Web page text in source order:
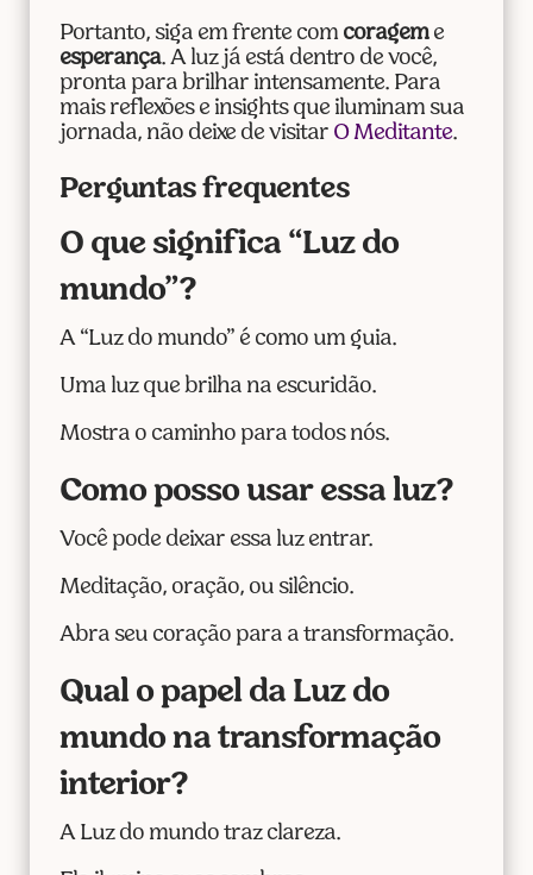
Portanto, siga em frente com corageme
esperança. A luz já está dentro de você,
pronta para brilhar intensamente. Para
mais reflexões e insights que iluminam sua
jornada, não deixe de visitar O Meditante.
Perguntas frequentes
O que significa “Luz do
mundo”?
A “Luz do mundo” é como um guia.
Uma luz que brilha na escuridão.
Mostra o caminho para todos nós.
Como posso usar essa luz?
Você pode deixar essa luz entrar.
Meditação, oração, ou silêncio.
Abra seu coração para a transformação.
Qual o papel da Luz do
mundo na transformação
interior?
A Luz do mundo traz clareza.